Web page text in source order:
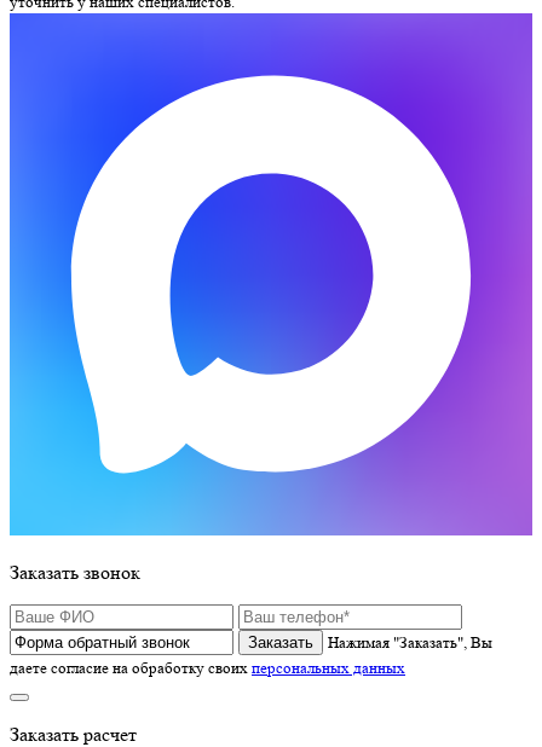
Заказать звонок
Нажимая "Заказать", Вы
даете согласие на обработку своих персональных данных
Заказать расчет